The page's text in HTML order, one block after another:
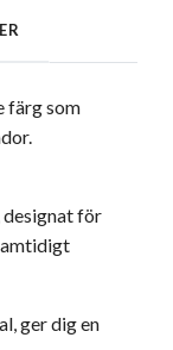
färg som
designat för
ger dig en